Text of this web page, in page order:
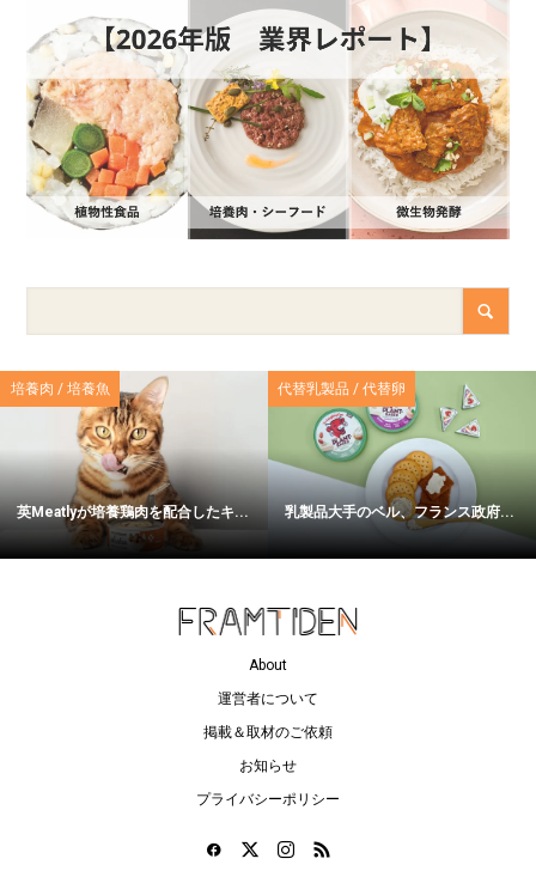
培養肉 / 培養魚
英Meatlyが培養鶏肉を配合したキ...
代替乳製品 / 代替卵
乳製品大手のベル、フランス政府...
About
運営者について
掲載＆取材のご依頼
お知らせ
プライバシーポリシー